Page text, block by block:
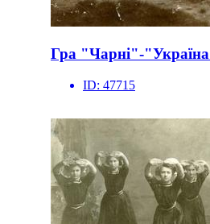
Гра "Чарні"-
ID: 47715